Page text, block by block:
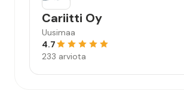
Cariitti Oy
Uusimaa
4.7
233 arviota